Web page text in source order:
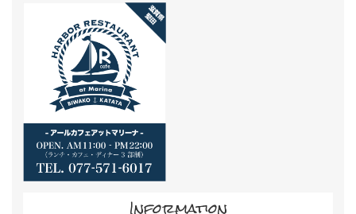
Information